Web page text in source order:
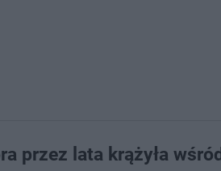
przez lata krążyła